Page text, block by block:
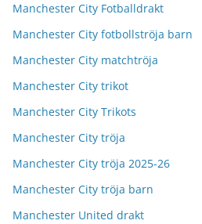
Manchester City Fotballdrakt
Manchester City fotbollströja barn
Manchester City matchtröja
Manchester City trikot
Manchester City Trikots
Manchester City tröja
Manchester City tröja 2025-26
Manchester City tröja barn
Manchester United drakt